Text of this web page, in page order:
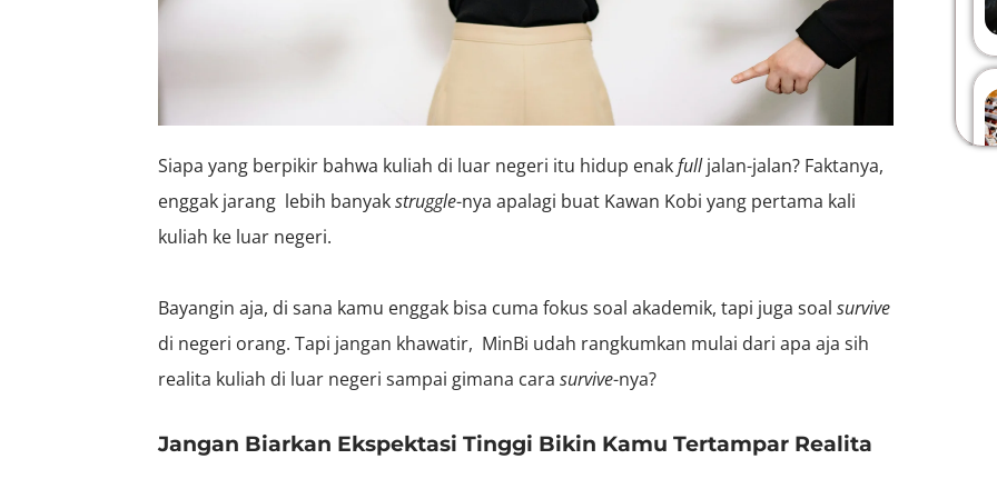
Siapa yang berpikir bahwa kuliah di luar negeri itu hidup enakfulljalan-jalan? Faktanya,
enggak jarang lebih banyakstruggle-nya apalagi buat Kawan Kobi yang pertama kali
kuliah ke luar negeri.
Bayangin aja, di sana kamu enggak bisa cuma fokus soal akademik, tapi juga soal survive
di negeri orang. Tapi jangan khawatir, MinBi udah rangkumkan mulai dari apa aja sih
realita kuliah di luar negeri sampai gimana cara survive-nya?
Jangan Biarkan Ekspektasi Tinggi Bikin Kamu Tertampar Realita